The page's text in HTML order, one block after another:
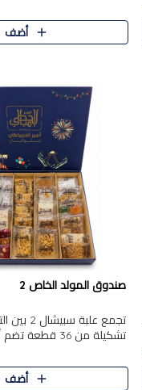
تجمع بين الأصناف
والاختيارات الغنية بالم..
أضف
صندوق المولد الخاص 2
تجمع علبة
المولد الشرقية. تحتوي
بالفول، والجزرية بالبن..
أضف